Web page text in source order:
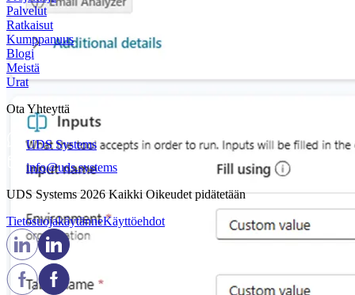
Palvelut
Ratkaisut
Kumppanuus
Blogi
Meistä
Urat
Ota Yhteyttä
UDS Systems
info@uds.systems
UDS Systems 2026 Kaikki Oikeudet pidätetään
TietosuojakäytänneKäyttöehdot